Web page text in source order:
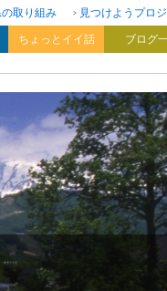
取り組み
見つけようプロ
ちょっとイイ話 ブログ